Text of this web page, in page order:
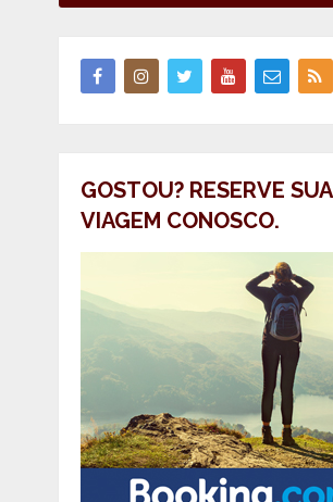
GOSTOU? RESERVE SUA
VIAGEM CONOSCO.